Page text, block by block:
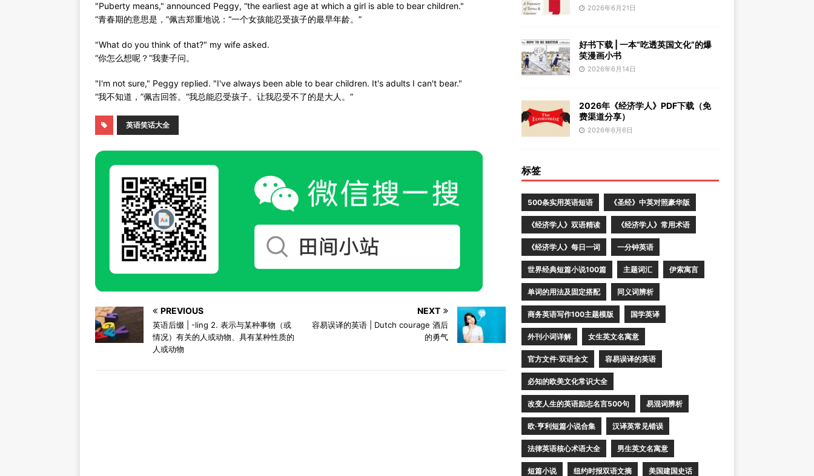
"Puberty means," announced Peggy, “the earliest age at which a girl is able to bear children."
“青春期的意思是，”佩吉郑重地说：“一个女孩能忍受孩子的最早年龄。”
"What do you think of that?" my wife asked.
“你怎么想呢？”我妻子问。
"I'm not sure," Peggy replied. "I've always been able to bear children. It's adults I can't bear."
“我不知道，”佩吉回答。“我总能忍受孩子。让我忍受不了的是大人。”
英语笑话大全
PREVIOUS
英语后缀 | -ling 2. 表示与某种事物（或
情况）有关的人或动物、具有某种性质的
人或动物
NEXT
容易误译的英语 | Dutch courage 酒后
的勇气
2026年6月21日
好书下载 | 一本“吃透英国文化”的爆
笑漫画小书
2026年6月14日
2026年《经济学人》PDF下载（免
费渠道分享）
2026年6月6日
标签
500条实用英语短语 《圣经》中英对照豪华版
《经济学人》双语精读 《经济学人》常用术语
《经济学人》每日一词 一分钟英语
世界经典短篇小说100篇 主题词汇 伊索寓言
单词的用法及固定搭配 同义词辨析
商务英语写作100主题模版 国学英译
外刊小词详解 女生英文名寓意
官方文件·双语全文 容易误译的英语
必知的欧美文化常识大全
改变人生的英语励志名言500句 易混词辨析
欧·亨利短篇小说合集 汉译英常见错误
法律英语核心术语大全 男生英文名寓意
短篇小说 纽约时报双语文摘 美国建国史话